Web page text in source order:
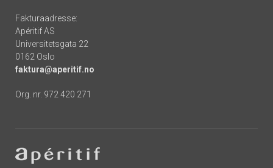
Fakturaadresse:
Apéritif AS
Universitetsgata 22
0162 Oslo
faktura@aperitif.no
Org. nr. 972 420 271